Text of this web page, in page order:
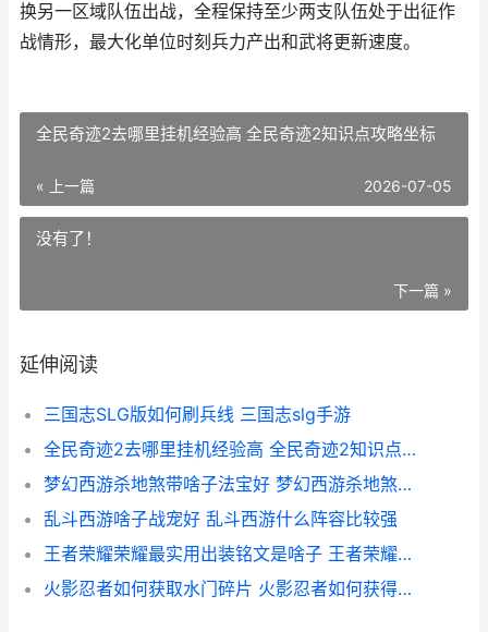
换另一区域队伍出战，全程保持至少两支队伍处于出征作
战情形，最大化单位时刻兵力产出和武将更新速度。
全民奇迹2去哪里挂机经验高 全民奇迹2知识点攻略坐标
« 上一篇 2026-07-05
没有了！
下一篇 »
延伸阅读
三国志SLG版如何刷兵线 三国志slg手游
全民奇迹2去哪里挂机经验高 全民奇迹2知识点攻略坐标
梦幻西游杀地煞带啥子法宝好 梦幻西游杀地煞视频大全
乱斗西游啥子战宠好 乱斗西游什么阵容比较强
王者荣耀荣耀最实用出装铭文是啥子 王者荣耀荣耀最新比赛
火影忍者如何获取水门碎片 火影忍者如何获得百战佩恩